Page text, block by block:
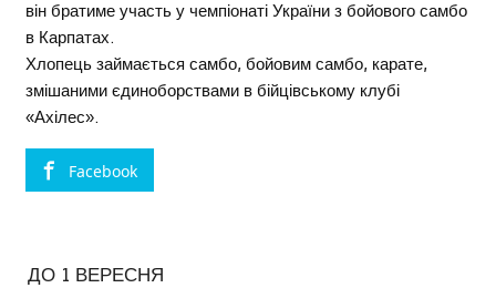
він братиме участь у чемпіонаті України з бойового самбо
в Карпатах.
Хлопець займається самбо, бойовим самбо, карате,
змішаними єдиноборствами в бійцівському клубі
«Ахілес».
Facebook
ДО 1 ВЕРЕСНЯ